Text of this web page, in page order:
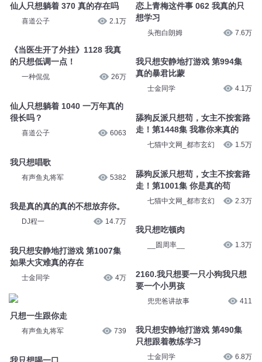
仙人只想躺着 370 真的存在吗
喜道公子 2.1万
《当医生开了外挂》1128 我真
的只想低调一点！
一种侃侃 26万
仙人只想躺着 1040 一万年真的
很长吗？
喜道公子 6063
我只想唱歌
有声鱼丸将军 5382
我是真的真的真的不想放弃你。
DJ程一 14.7万
我只想安静地打游戏 第1007集
如果大灾难真的存在
士金同学 4万
只想一生跟你走
有声鱼丸将军 739
恋上青梅这件事 062 我真的只
想学习
头孢白朗姆 7.6万
我只想安静地打游戏 第994集
真的暴君比蒙
士金同学 4.1万
舔狗反派只想苟，女主不按套路
走！第1448集 我靠你来真的
七猫中文网_都市玄幻 1.5万
舔狗反派只想苟，女主不按套路
走！第1001集 你是真的苟
七猫中文网_都市玄幻 2.3万
我只想吃顿肉
__圆周率__ 1.3万
2160.我只想要一只小狗我只想
要一个小男孩
兜兜爸讲故事 411
我只想安静地打游戏 第490集
只想跟着教练学习
士金同学 6.8万